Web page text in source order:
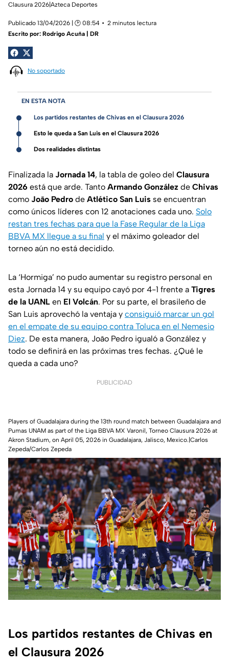
Clausura 2026|Azteca Deportes
Publicado 13/04/2026 | 🕑 08:54
2 minutos lectura
Escrito por: Rodrigo Acuña | DR
No soportado
EN ESTA NOTA
Los partidos restantes de Chivas en el Clausura 2026
Esto le queda a San Luis en el Clausura 2026
Dos realidades distintas
Finalizada la Jornada 14, la tabla de goleo del Clausura
2026 está que arde. Tanto Armando González de Chivas
como João Pedro de Atlético San Luis se encuentran
como únicos líderes con 12 anotaciones cada uno. Solo
restan tres fechas para que la Fase Regular de la Liga
BBVA MX llegue a su final y el máximo goleador del
torneo aún no está decidido.
La ‘Hormiga’ no pudo aumentar su registro personal en
esta Jornada 14 y su equipo cayó por 4-1 frente a Tigres
de la UANL en El Volcán. Por su parte, el brasileño de
San Luis aprovechó la ventaja y consiguió marcar un gol
en el empate de su equipo contra Toluca en el Nemesio
Diez. De esta manera, João Pedro igualó a González y
todo se definirá en las próximas tres fechas. ¿Qué le
queda a cada uno?
PUBLICIDAD
Players of Guadalajara during the 13th round match between Guadalajara and
Pumas UNAM as part of the Liga BBVA MX Varonil, Torneo Clausura 2026 at
Akron Stadium, on April 05, 2026 in Guadalajara, Jalisco, Mexico.|Carlos
Zepeda/Carlos Zepeda
Los partidos restantes de Chivas en
el Clausura 2026